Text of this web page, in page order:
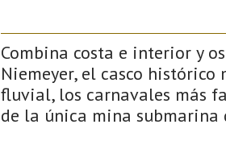
Combina costa e interior y
Niemeyer, el casco
fluvial, los carnavales más
de la única mina submarina